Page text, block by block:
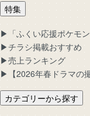
特集
▶︎「ふくい応援ポケモ
▶︎チラシ掲載おすすめ
▶︎売上ランキング
▶︎【2026年春ドラマの
カテゴリーから探す